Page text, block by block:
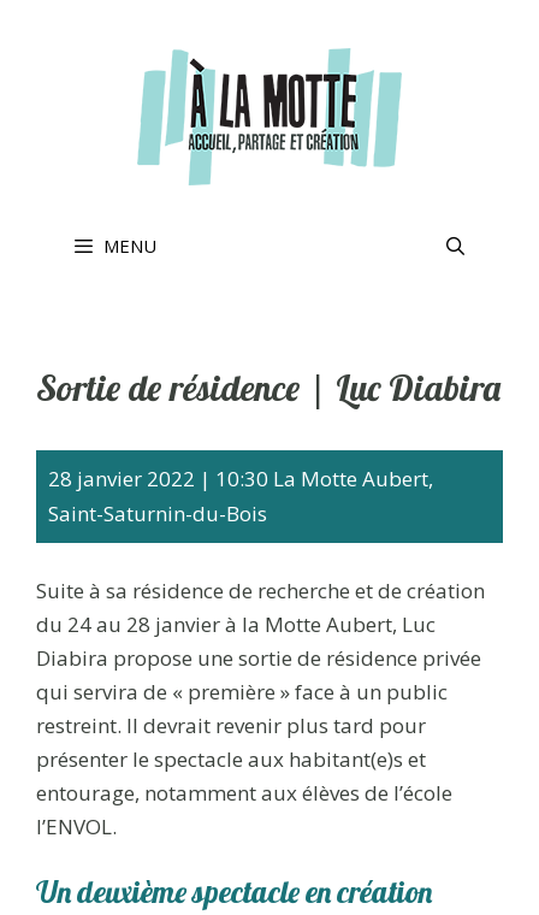
MENU
Sortie de résidence | Luc Diabira
28 janvier 2022 | 10:30 La Motte Aubert,
Saint-Saturnin-du-Bois
Suite à sa résidence de recherche et de création
du 24 au 28 janvier à la Motte Aubert, Luc
Diabira propose une sortie de résidence privée
qui servira de « première » face à un public
restreint. Il devrait revenir plus tard pour
présenter le spectacle aux habitant(e)s et
entourage, notamment aux élèves de l’école
l’ENVOL.
Un deuxième spectacle en création